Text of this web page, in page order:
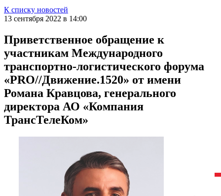
К списку новостей
13 сентября 2022 в 14:00
Приветственное обращение к
участникам Международного
транспортно-логистического форума
«PRO//Движение.1520» от имени
Романа Кравцова, генерального
директора АО «Компания
ТрансТелеКом»